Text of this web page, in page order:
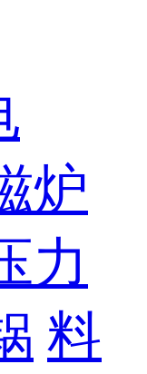
炉
力
料